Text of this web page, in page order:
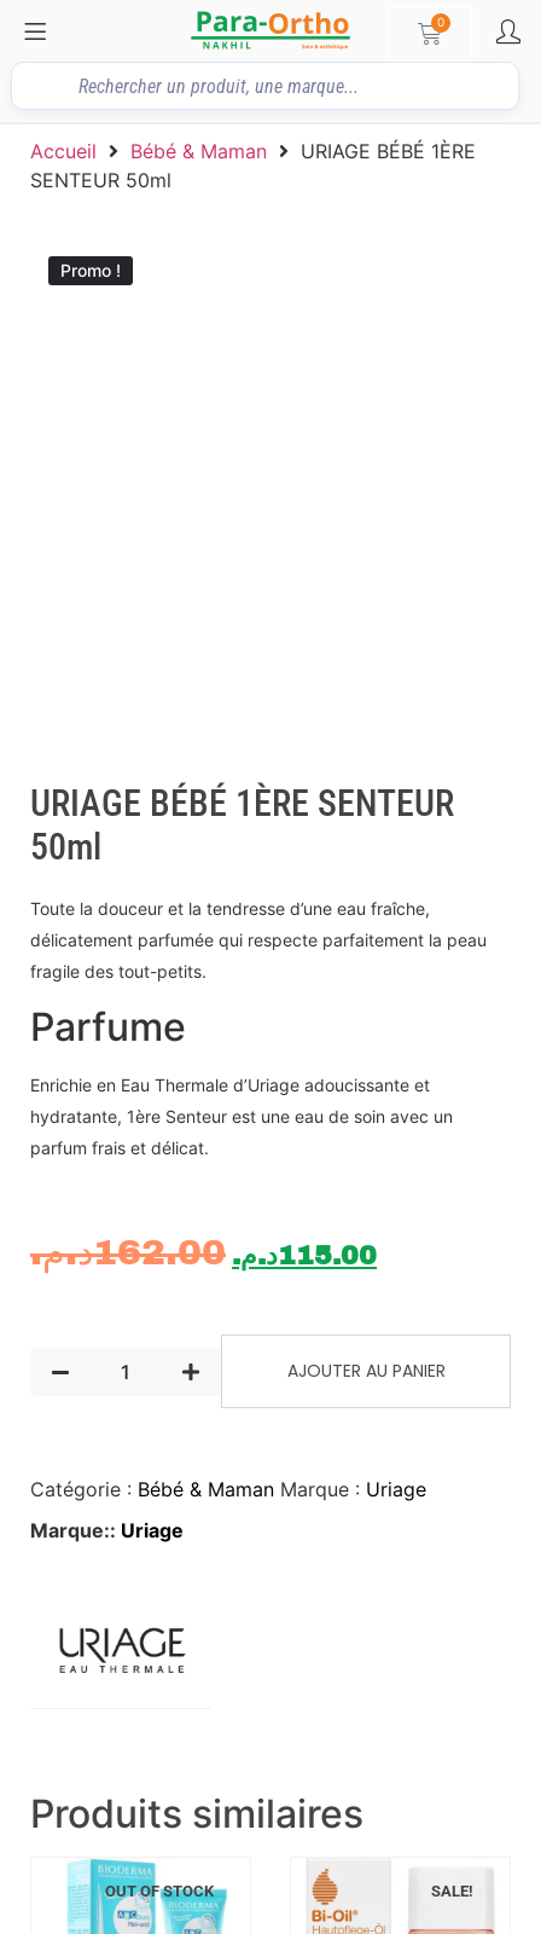
0
Accueil Bébé & Maman
URIAGE BÉBÉ 1ÈRE
SENTEUR 50ml
Promo !
URIAGE BÉBÉ 1ÈRE SENTEUR
50ml
Toute la douceur et la tendresse d’une eau fraîche,
délicatement parfumée qui respecte parfaitement la peau
fragile des tout-petits.
Parfume
Enrichie en Eau Thermale d’Uriage adoucissante et
hydratante, 1ère Senteur est une eau de soin avec un
parfum frais et délicat.
162.00د.م. 115.00د.م.
AJOUTER AU PANIER
Catégorie : Bébé & Maman Marque : Uriage
Marque:: Uriage
Produits similaires
OUT OF STOCK SALE!